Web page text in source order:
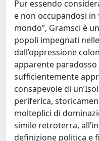
Pur essendo
e non occupandosi in
mondo”, Gramsci è
popoli impegnati
dall’oppressione
apparente
sufficientemente
consapevole di
periferica,
molteplici di
simile retroterra,
definizione politica e